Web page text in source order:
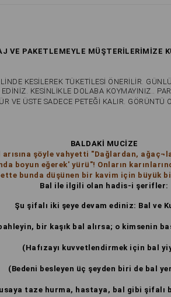
VE PAKETLEMEYLE MÜŞTERİLERİMİZE
KESİLEREK TÜKETİLESİ ÖNERİLİR.
KESİNLİKLE DOLABA KOYMAYINIZ..
VE ÜSTE SADECE PETEĞİ KALIR.
BALDAKİ MUCİZE
şöyle vahyetti "Dağlardan,
boyun eğerek' yürü"! Onların
bunda düşünen bir kavim için büyük
Bal ile ilgili olan hadis-i şerifler:
Şu şifalı iki şeye devam ediniz: Bal ve
bir kaşık bal alırsa; o kimsenin
(Hafızayı kuvvetlendirmek için bal
(Bedeni besleyen üç şeyden biri de bal
taze hurma, hastaya, bal gibi şifalı